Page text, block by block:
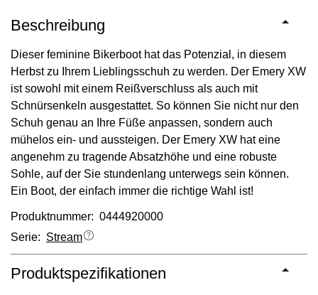
Beschreibung
Dieser feminine Bikerboot hat das Potenzial, in diesem
Herbst zu Ihrem Lieblingsschuh zu werden. Der Emery XW
ist sowohl mit einem Reißverschluss als auch mit
Schnürsenkeln ausgestattet. So können Sie nicht nur den
Schuh genau an Ihre Füße anpassen, sondern auch
mühelos ein- und aussteigen. Der Emery XW hat eine
angenehm zu tragende Absatzhöhe und eine robuste
Sohle, auf der Sie stundenlang unterwegs sein können.
Ein Boot, der einfach immer die richtige Wahl ist!
Produktnummer: 0444920000
Serie: Stream
Produktspezifikationen